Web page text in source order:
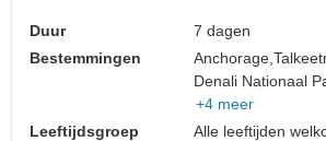
Duur
7 dagen
Bestemmingen
Anchorage,
Denali Nationaal
+4 meer
Leeftijdsgroep
Alle leeftijden